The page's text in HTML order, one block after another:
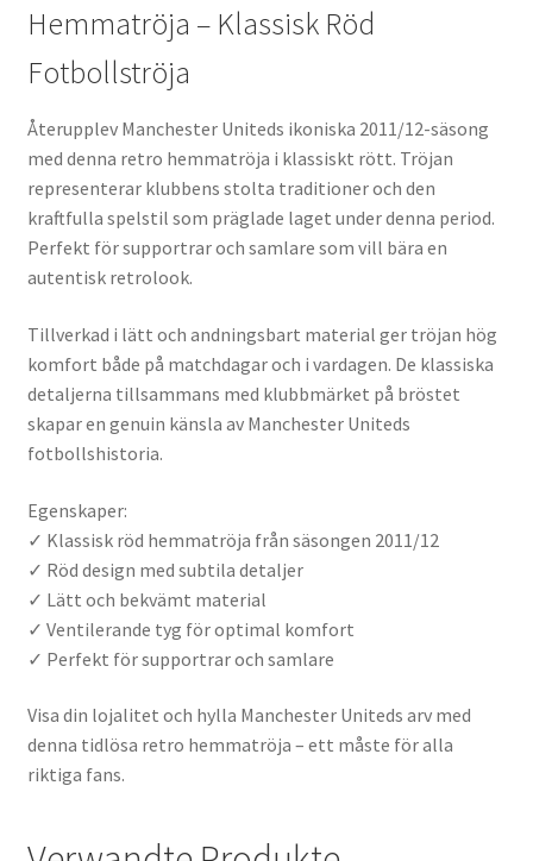
Hemmatröja – Klassisk Röd
Fotbollströja
Återupplev Manchester Uniteds ikoniska 2011/12-säsong
med denna retro hemmatröja i klassiskt rött. Tröjan
representerar klubbens stolta traditioner och den
kraftfulla spelstil som präglade laget under denna period.
Perfekt för supportrar och samlare som vill bära en
autentisk retrolook.
Tillverkad i lätt och andningsbart material ger tröjan hög
komfort både på matchdagar och i vardagen. De klassiska
detaljerna tillsammans med klubbmärket på bröstet
skapar en genuin känsla av Manchester Uniteds
fotbollshistoria.
Egenskaper:
✓ Klassisk röd hemmatröja från säsongen 2011/12
✓ Röd design med subtila detaljer
✓ Lätt och bekvämt material
✓ Ventilerande tyg för optimal komfort
✓ Perfekt för supportrar och samlare
Visa din lojalitet och hylla Manchester Uniteds arv med
denna tidlösa retro hemmatröja – ett måste för alla
riktiga fans.